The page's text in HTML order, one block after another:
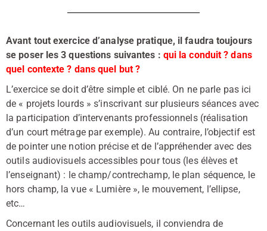
Avant tout exercice d’analyse pratique, il faudra toujours
se poser les 3 questions suivantes : qui la conduit ? dans
quel contexte ? dans quel but ?
L’exercice se doit d’être simple et ciblé. On ne parle pas ici
de « projets lourds » s’inscrivant sur plusieurs séances avec
la participation d’intervenants professionnels (réalisation
d’un court métrage par exemple). Au contraire, l’objectif est
de pointer une notion précise et de l’appréhender avec des
outils audiovisuels accessibles pour tous (les élèves et
l’enseignant) : le champ/contrechamp, le plan séquence, le
hors champ, la vue « Lumière », le mouvement, l’ellipse,
etc…
Concernant les outils audiovisuels, il conviendra de